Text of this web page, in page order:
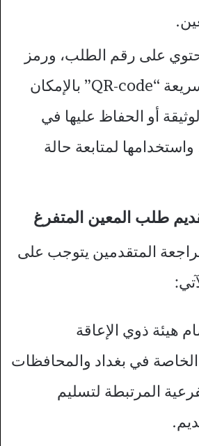
على رقم الطلب، ورمز
الاستجابة السريعة “QR-code” بالإمكان
أو الحفاظ عليها في
واستخدامها لمتابعة حالة
طلب المعين المتفرغ
المتقدمين يتوجب على
هيئة ذوي الإعاقة
الخاصة في بغداد والمحافظات
المرتبطة لتسليم